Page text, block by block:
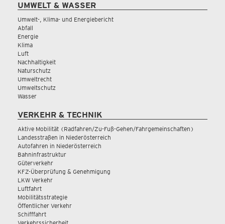
UMWELT & WASSER
Umwelt-, Klima- und Energiebericht
Abfall
Energie
Klima
Luft
Nachhaltigkeit
Naturschutz
Umweltrecht
Umweltschutz
Wasser
VERKEHR & TECHNIK
Aktive Mobilität (Radfahren/Zu-Fuß-Gehen/Fahrgemeinschaften)
Landesstraßen in Niederösterreich
Autofahren in Niederösterreich
Bahninfrastruktur
Güterverkehr
KFZ-Überprüfung & Genehmigung
LKW Verkehr
Luftfahrt
Mobilitätsstrategie
Öffentlicher Verkehr
Schifffahrt